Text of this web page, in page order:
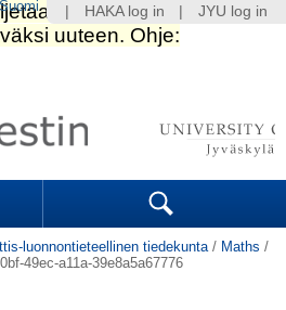
Search
luonnontieteellinen tiedekunta / Maths /
49ec-a11a-39e8a5a67776
HAKA log in JYU log in